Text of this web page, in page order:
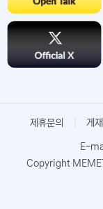
제휴문의 게
E-
Copyright